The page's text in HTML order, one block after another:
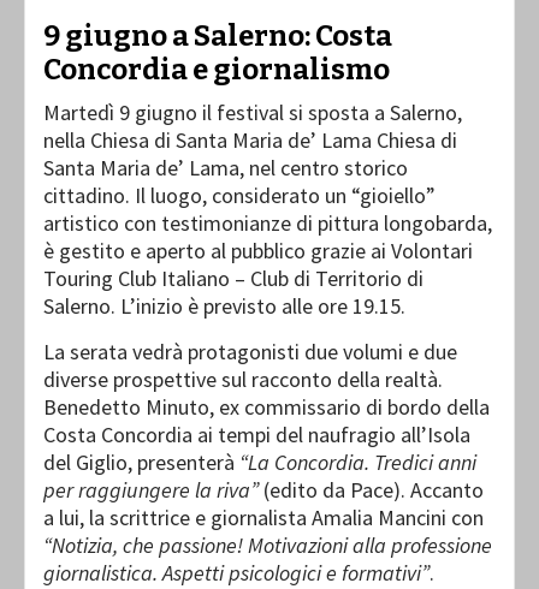
9 giugno a Salerno: Costa
Concordia e giornalismo
Martedì 9 giugno il festival si sposta a Salerno,
nella Chiesa di Santa Maria de’ Lama Chiesa di
Santa Maria de’ Lama, nel centro storico
cittadino. Il luogo, considerato un “gioiello”
artistico con testimonianze di pittura longobarda,
è gestito e aperto al pubblico grazie ai Volontari
Touring Club Italiano – Club di Territorio di
Salerno. L’inizio è previsto alle ore 19.15.
La serata vedrà protagonisti due volumi e due
diverse prospettive sul racconto della realtà.
Benedetto Minuto, ex commissario di bordo della
Costa Concordia ai tempi del naufragio all’Isola
del Giglio, presenterà “La Concordia. Tredici anni
per raggiungere la riva”(edito da Pace). Accanto
a lui, la scrittrice e giornalista Amalia Mancini con
“Notizia, che passione! Motivazioni alla professione
giornalistica. Aspetti psicologici e formativi”.